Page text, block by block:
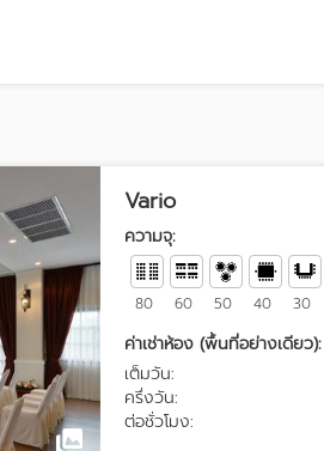
Vario
ความจุ:
80 60 50 40 30
ค่าเช่าห้อง (พื้นที่อย่างเดียว):
เต็มวัน:
ครึ่งวัน:
ต่อชั่วโมง: